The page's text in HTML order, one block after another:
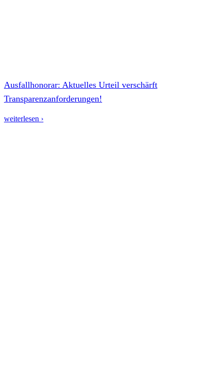
Ausfallhonorar: Aktuelles Urteil verschärft
Transparenzanforderungen!
weiterlesen ›